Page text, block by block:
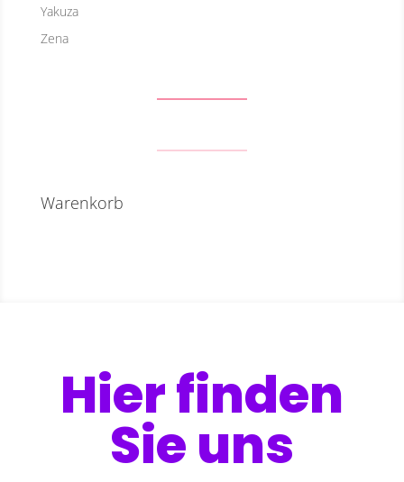
Yakuza
Zena
Warenkorb
Hier finden
Sie uns